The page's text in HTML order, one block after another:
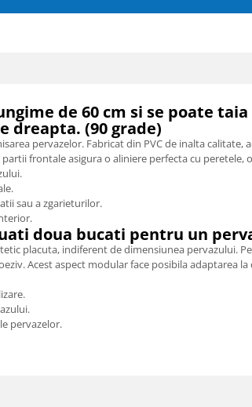
de 60 cm si se poate
dreapta. (90 grade)
pervazelor. Fabricat din PVC de inalta
frontale asigura o aliniere perfecta cu
sau a zgarieturilor.
doua bucati pentru un
placuta, indiferent de dimensiunea pervazului.
Acest aspect modular face posibila adaptarea
pervazelor.